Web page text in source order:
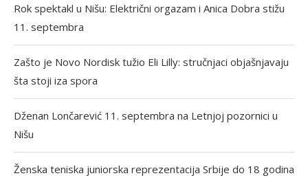
Rok spektakl u Nišu: Električni orgazam i Anica Dobra stižu
11. septembra
Zašto je Novo Nordisk tužio Eli Lilly: stručnjaci objašnjavaju
šta stoji iza spora
Dženan Lončarević 11. septembra na Letnjoj pozornici u
Nišu
Ženska teniska juniorska reprezentacija Srbije do 18 godina